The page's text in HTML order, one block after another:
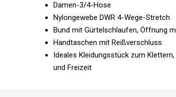
Damen-3/4-Hose
Nylongewebe DWR 4-Wege-Stretch
Bund mit Gürtelschlaufen, Öffnung
Handtaschen mit Reißverschluss
Ideales Kleidungsstück zum
und Freizeit